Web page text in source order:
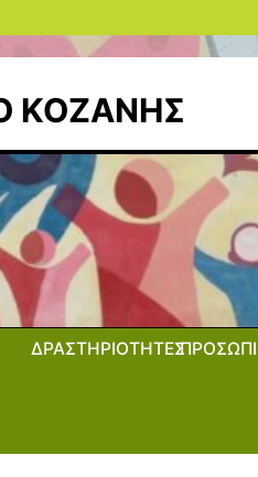
ΚΟΖΑΝΗΣ
ΔΡΑΣΤΗΡΙΟΤΗΤΕΣ